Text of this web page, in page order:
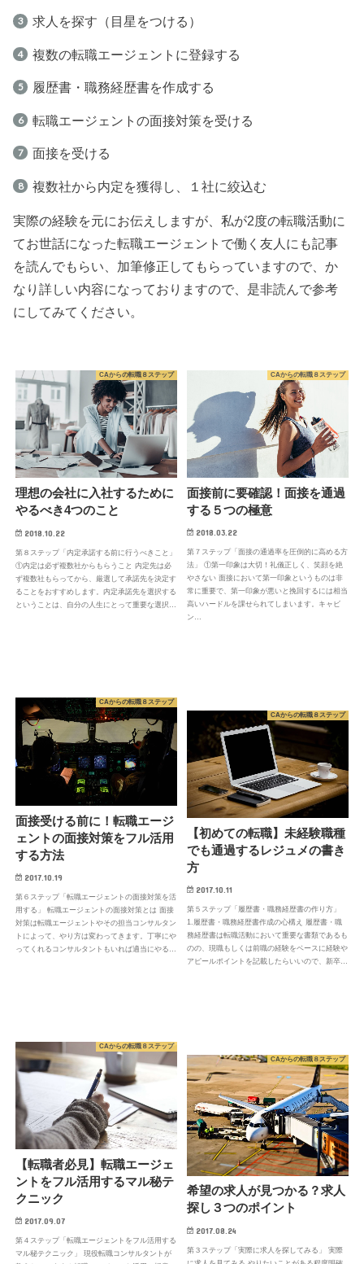
求人を探す（目星をつける）
複数の転職エージェントに登録する
履歴書・職務経歴書を作成する
転職エージェントの面接対策を受ける
面接を受ける
複数社から内定を獲得し、１社に絞込む
実際の経験を元にお伝えしますが、私が2度の転職活動に
てお世話になった転職エージェントで働く友人にも記事
を読んでもらい、加筆修正してもらっていますので、か
なり詳しい内容になっておりますので、是非読んで参考
にしてみてください。
CAからの転職８ステップ
理想の会社に入社するために
やるべき4つのこと
2018.10.22
第８ステップ「内定承諾する前に行うべきこと」
①内定は必ず複数社からもらうこと 内定先は必
ず複数社もらってから、厳選して承諾先を決定す
ることをおすすめします。内定承諾先を選択する
ということは、自分の人生にとって重要な選択…
CAからの転職８ステップ
面接前に要確認！面接を通過
する５つの極意
2018.03.22
第７ステップ「面接の通過率を圧倒的に高める方
法」 ①第一印象は大切！礼儀正しく、笑顔を絶
やさない 面接において第一印象というものは非
常に重要で、第一印象が悪いと挽回するには相当
高いハードルを課せられてしまいます。キャビ
ン…
CAからの転職８ステップ
面接受ける前に！転職エージ
ェントの面接対策をフル活用
する方法
2017.10.19
第６ステップ「転職エージェントの面接対策を活
用する」 転職エージェントの面接対策とは 面接
対策は転職エージェントやその担当コンサルタン
トによって、やり方は変わってきます。丁寧にや
ってくれるコンサルタントもいれば適当にやる…
CAからの転職８ステップ
【初めての転職】未経験職種
でも通過するレジュメの書き
方
2017.10.11
第５ステップ「履歴書・職務経歴書の作り方」
1.履歴書・職務経歴書作成の心構え 履歴書・職
務経歴書は転職活動において重要な書類であるも
のの、現職もしくは前職の経験をベースに経験や
アピールポイントを記載したらいいので、新卒…
CAからの転職８ステップ
【転職者必見】転職エージェ
ントをフル活用するマル秘テ
クニック
2017.09.07
第４ステップ「転職エージェントをフル活用する
マル秘テクニック」 現役転職コンサルタントが
CAからの転職８ステップ
希望の求人が見つかる？求人
探し３つのポイント
2017.08.24
第３ステップ「実際に求人を探してみる」 実際